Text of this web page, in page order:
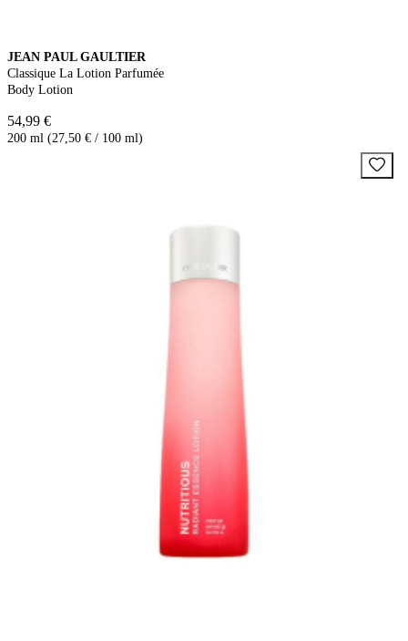
JEAN PAUL GAULTIER
Classique La Lotion Parfumée
Body Lotion
54,99 €
200 ml (27,50 € / 100 ml)